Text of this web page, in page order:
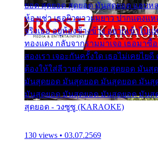
ยอด สุดยอด สุดยอด มันสุดยอด แอบห
ห้องเช่า เธอผิวขาวผมยาว ปากแดงแ
จริงเธอ อยู่ห้องข้างข้าง อยากเข้าไปแ
ทองแดง กลับจากรามมาเจอ เธอมา
สองเรา เจอะกันครั้งใด เธอไม่เคยไย
ต้องให้ใส่ลีวายส์ สุดยอด สุดยอด มันสุ
มันสุดยอด มันสุดยอด มันสุดยอด มันสุ
มันสุดยอด มันสุดยอด มันสุดยอด มันสุ
สุดยอด - วงซูซู (KARAOKE)
130 views • 03.07.2569